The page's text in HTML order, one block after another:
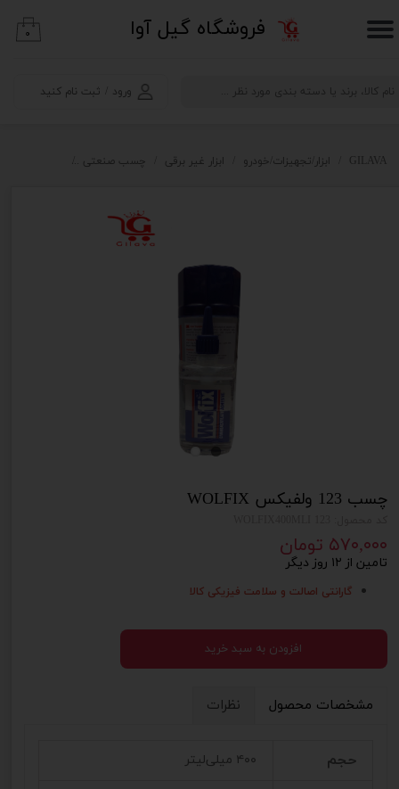
​فروشگاه گیل آوا
ورود ثبت نام کنید
حساب کاربری من
خروج از حساب کاربری
۰
GILAVA ابزار/تجهیزات/خودرو ابزار غیر برقی چسب صنعتی
چسب 123 ولفیکس WOLFIX
۵۷۰,۰۰۰ تومان
تامین از ۱۲ روز دیگر
گارانتی اصالت و سلامت فیزیکی کالا
افزودن به سبد خرید
مشخصات محصول نظرات
حجم ۴۰۰ میلی‌لیتر